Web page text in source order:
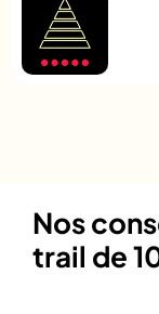
Nos
trail de